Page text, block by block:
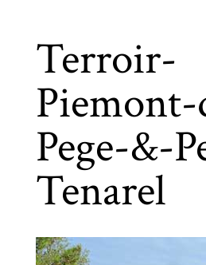
Terroir-
Pege-&-
Tenarel